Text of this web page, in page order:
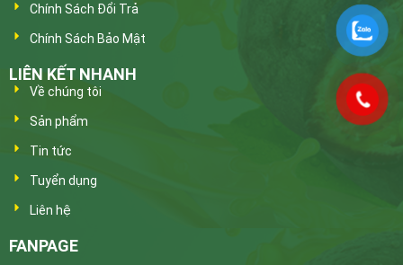
Chính Sách Đổi Trả
Chính Sách Bảo Mật
LIÊN KẾT NHANH
Về chúng tôi
Sản phẩm
Tin tức
Tuyển dụng
Liên hệ
FANPAGE